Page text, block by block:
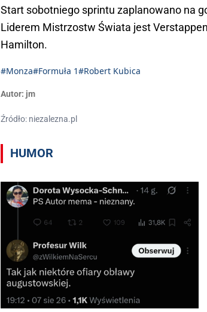
Start sobotniego sprintu zaplanowano na
Liderem Mistrzostw Świata jest
Hamilton.
#Monza#Formuła 1#Robert Kubica
Autor: jm
Źródło: niezalezna.pl
HUMOR